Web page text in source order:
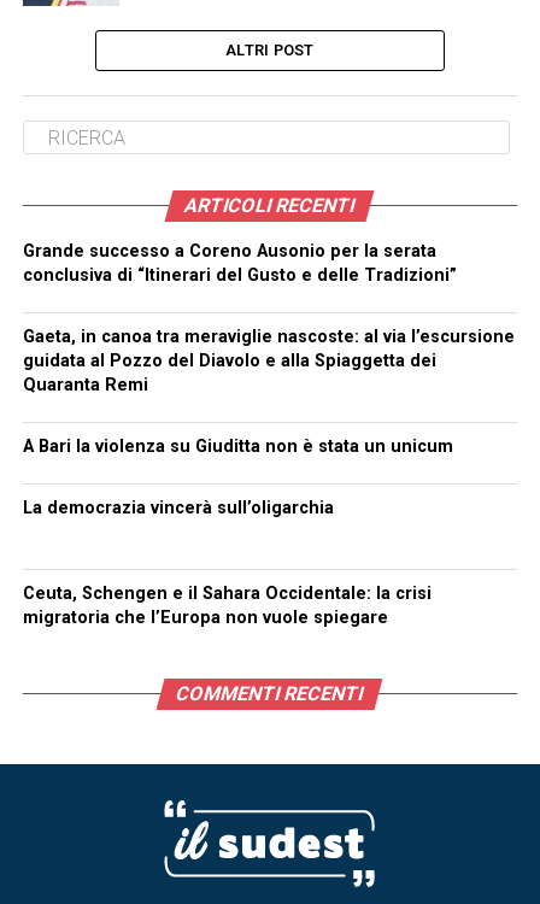
ALTRI POST
ARTICOLI RECENTI
Grande successo a Coreno Ausonio per la serata
conclusiva di “Itinerari del Gusto e delle Tradizioni”
Gaeta, in canoa tra meraviglie nascoste: al via l’escursione
guidata al Pozzo del Diavolo e alla Spiaggetta dei
Quaranta Remi
A Bari la violenza su Giuditta non è stata un unicum
La democrazia vincerà sull’oligarchia
Ceuta, Schengen e il Sahara Occidentale: la crisi
migratoria che l’Europa non vuole spiegare
COMMENTI RECENTI